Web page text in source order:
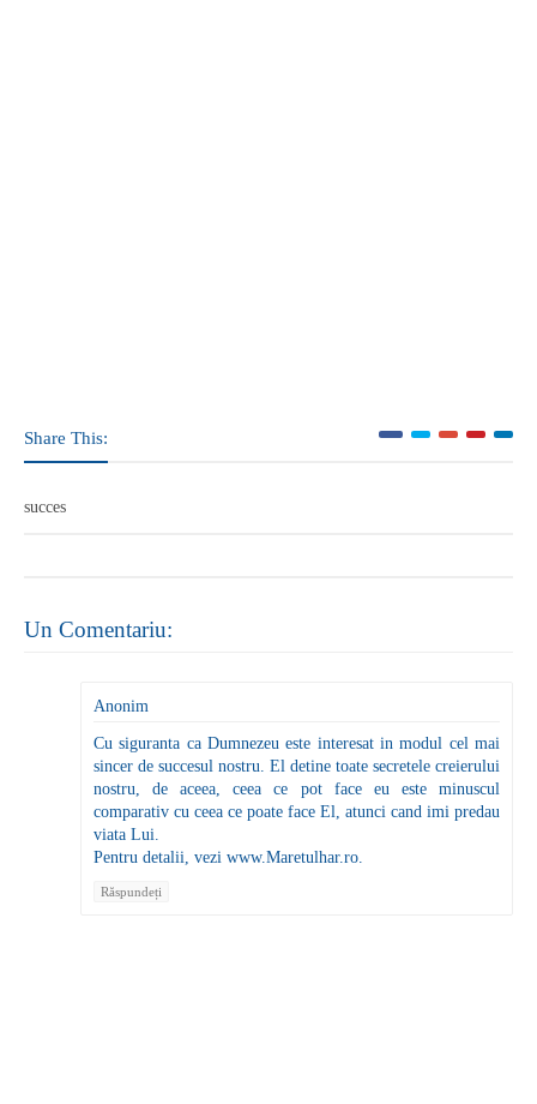
Share This:
succes
Un Comentariu:
Anonim
Cu siguranta ca Dumnezeu este interesat in modul cel mai
sincer de succesul nostru. El detine toate secretele creierului
nostru, de aceea, ceea ce pot face eu este minuscul
comparativ cu ceea ce poate face El, atunci cand imi predau
viata Lui.
Pentru detalii, vezi www.Maretulhar.ro.
Răspundeți